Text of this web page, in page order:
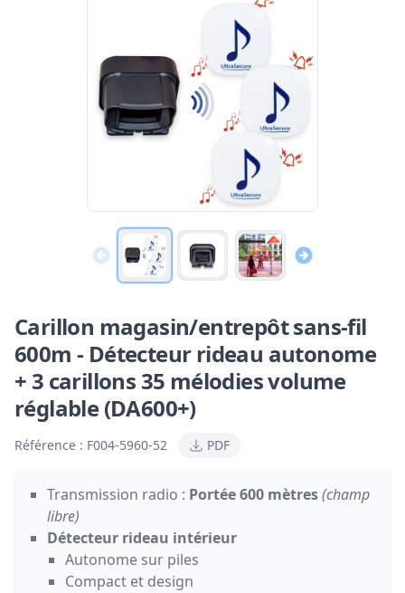
Carillon magasin/entrepôt sans-fil
600m - Détecteur rideau autonome
+ 3 carillons 35 mélodies volume
réglable (DA600+)
Référence : F004-5960-52 PDF
Transmission radio : Portée 600 mètres(champ
libre)
Détecteur rideau intérieur
Autonome sur piles
Compact et design